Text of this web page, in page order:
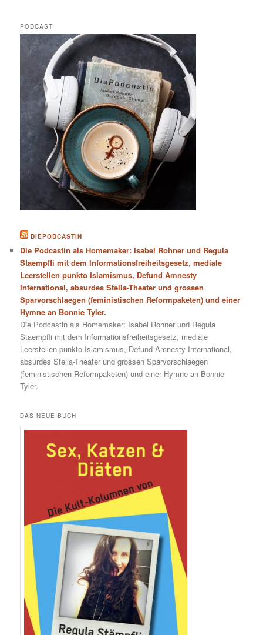
PODCAST
DIEPODCASTIN
Die Podcastin als Homemaker: Isabel Rohner und Regula
Staempfli mit dem Informationsfreiheitsgesetz, mediale
Leerstellen punkto Islamismus, Defund Amnesty
International, absurdes Stella-Theater und grossen
Sparvorschlaegen (feministischen Reformpaketen) und einer
Hymne an Bonnie Tyler.
Die Podcastin als Homemaker: Isabel Rohner und Regula
Staempfli mit dem Informationsfreiheitsgesetz, mediale
Leerstellen punkto Islamismus, Defund Amnesty International,
absurdes Stella-Theater und grossen Sparvorschlaegen
(feministischen Reformpaketen) und einer Hymne an Bonnie
Tyler.
DAS NEUE BUCH